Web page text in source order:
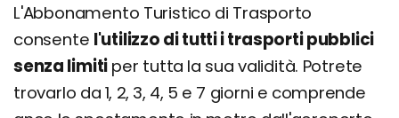
L'Abbonamento Turistico di Trasporto
consente l'utilizzo di tutti i trasporti pubblici
senza limiti per tutta la sua validità. Potrete
trovarlo da 1, 2, 3, 4, 5 e 7 giorni e comprende